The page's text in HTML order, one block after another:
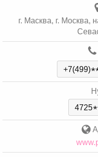
г. Масква, г. Москва,
+7(499)*
4725*